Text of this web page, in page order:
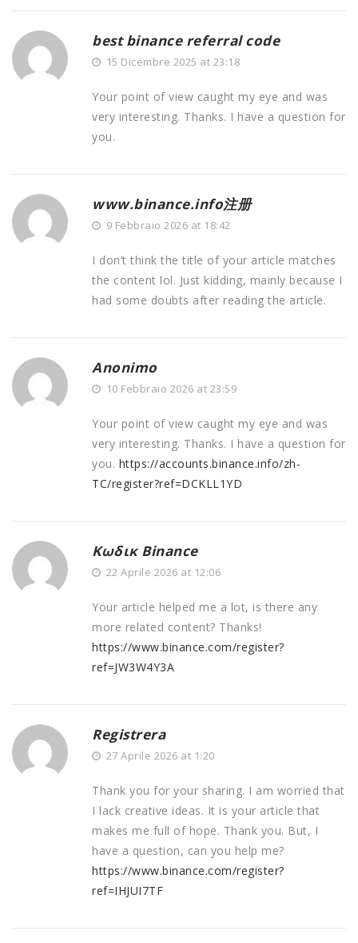
best binance referral code
15 Dicembre 2025 at 23:18
Your point of view caught my eye and was
very interesting. Thanks. I have a question for
you.
www.binance.info注册
9 Febbraio 2026 at 18:42
I don’t think the title of your article matches
the content lol. Just kidding, mainly because I
had some doubts after reading the article.
Anonimo
10 Febbraio 2026 at 23:59
Your point of view caught my eye and was
very interesting. Thanks. I have a question for
you. https://accounts.binance.info/zh-
TC/register?ref=DCKLL1YD
Κωδικ Binance
22 Aprile 2026 at 12:06
Your article helped me a lot, is there any
more related content? Thanks!
https://www.binance.com/register?
ref=JW3W4Y3A
Registrera
27 Aprile 2026 at 1:20
Thank you for your sharing. I am worried that
I lack creative ideas. It is your article that
makes me full of hope. Thank you. But, I
have a question, can you help me?
https://www.binance.com/register?
ref=IHJUI7TF